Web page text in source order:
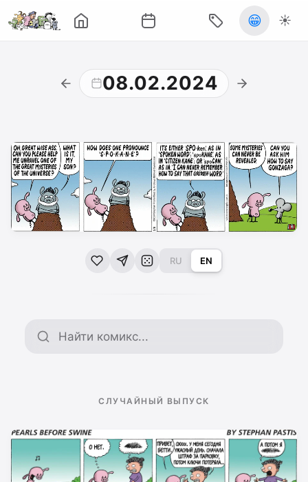
😁 ☀️
08.02.2024
RU EN
Поиск по архиву
СЛУЧАЙНЫЙ ВЫПУСК